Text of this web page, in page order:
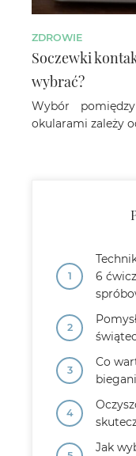
ZDROWIE
Soczewki
wybrać?
Wybór
okularami zależy
6
Co
Jak